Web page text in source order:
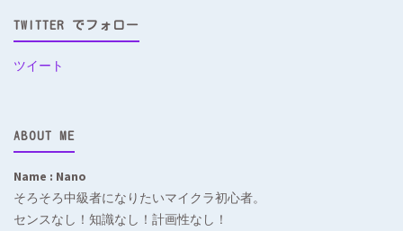
TWITTER でフォロー
ツイート
ABOUT ME
Name : Nano
そろそろ中級者になりたいマイクラ初心者。
センスなし！知識なし！計画性なし！